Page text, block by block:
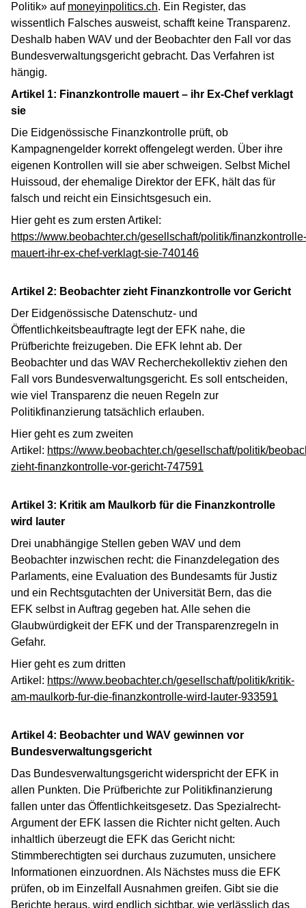
Politik» auf moneyinpolitics.ch. Ein Register, das
wissentlich Falsches ausweist, schafft keine Transparenz.
Deshalb haben WAV und der Beobachter den Fall vor das
Bundesverwaltungsgericht gebracht. Das Verfahren ist
hängig.
Artikel 1: Finanzkontrolle mauert – ihr Ex-Chef verklagt
sie
Die Eidgenössische Finanzkontrolle prüft, ob
Kampagnengelder korrekt offengelegt werden. Über ihre
eigenen Kontrollen will sie aber schweigen. Selbst Michel
Huissoud, der ehemalige Direktor der EFK, hält das für
falsch und reicht ein Einsichtsgesuch ein.
Hier geht es zum ersten Artikel:
https://www.beobachter.ch/gesellschaft/politik/finanzkontrolle-
mauert-ihr-ex-chef-verklagt-sie-740146
Artikel 2: Beobachter zieht Finanzkontrolle vor Gericht
Der Eidgenössische Datenschutz- und
Öffentlichkeitsbeauftragte legt der EFK nahe, die
Prüfberichte freizugeben. Die EFK lehnt ab. Der
Beobachter und das WAV Recherchekollektiv ziehen den
Fall vors Bundesverwaltungsgericht. Es soll entscheiden,
wie viel Transparenz die neuen Regeln zur
Politikfinanzierung tatsächlich erlauben.
Hier geht es zum zweiten
Artikel: https://www.beobachter.ch/gesellschaft/politik/
zieht-finanzkontrolle-vor-gericht-747591
Artikel 3: Kritik am Maulkorb für die Finanzkontrolle
wird lauter
Drei unabhängige Stellen geben WAV und dem
Beobachter inzwischen recht: die Finanzdelegation des
Parlaments, eine Evaluation des Bundesamts für Justiz
und ein Rechtsgutachten der Universität Bern, das die
EFK selbst in Auftrag gegeben hat. Alle sehen die
Glaubwürdigkeit der EFK und der Transparenzregeln in
Gefahr.
Hier geht es zum dritten
Artikel: https://www.beobachter.ch/gesellschaft/politik/kritik-
am-maulkorb-fur-die-finanzkontrolle-wird-lauter-933591
Artikel 4: Beobachter und WAV gewinnen vor
Bundesverwaltungsgericht
Das Bundesverwaltungsgericht widerspricht der EFK in
allen Punkten. Die Prüfberichte zur Politikfinanzierung
fallen unter das Öffentlichkeitsgesetz. Das Spezialrecht-
Argument der EFK lassen die Richter nicht gelten. Auch
inhaltlich überzeugt die EFK das Gericht nicht:
Stimmberechtigten sei durchaus zuzumuten, unsichere
Informationen einzuordnen. Als Nächstes muss die EFK
prüfen, ob im Einzelfall Ausnahmen greifen. Gibt sie die
Berichte heraus, wird endlich sichtbar, wie verlässlich das